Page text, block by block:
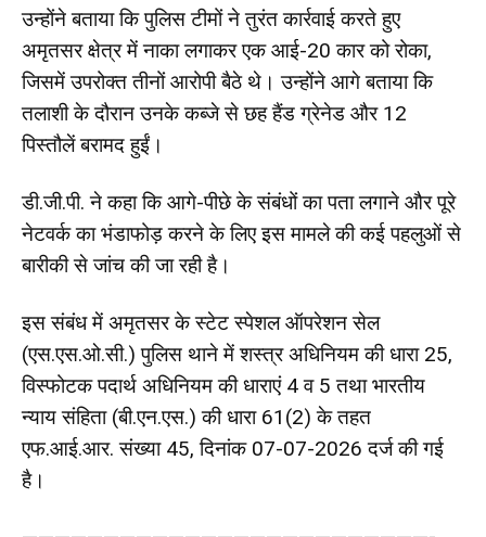
उन्होंने बताया कि पुलिस टीमों ने तुरंत कार्रवाई करते हुए
अमृतसर क्षेत्र में नाका लगाकर एक आई-20 कार को रोका,
जिसमें उपरोक्त तीनों आरोपी बैठे थे। उन्होंने आगे बताया कि
तलाशी के दौरान उनके कब्जे से छह हैंड ग्रेनेड और 12
पिस्तौलें बरामद हुईं।
डी.जी.पी. ने कहा कि आगे-पीछे के संबंधों का पता लगाने और पूरे
नेटवर्क का भंडाफोड़ करने के लिए इस मामले की कई पहलुओं से
बारीकी से जांच की जा रही है।
इस संबंध में अमृतसर के स्टेट स्पेशल ऑपरेशन सेल
(एस.एस.ओ.सी.) पुलिस थाने में शस्त्र अधिनियम की धारा 25,
विस्फोटक पदार्थ अधिनियम की धाराएं 4 व 5 तथा भारतीय
न्याय संहिता (बी.एन.एस.) की धारा 61(2) के तहत
एफ.आई.आर. संख्या 45, दिनांक 07-07-2026 दर्ज की गई
है।